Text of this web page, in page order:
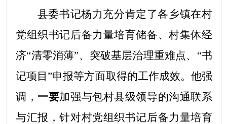
县委书记杨力充分肯定了各乡镇在村
党组织书记后备力量培育储备、村集体经
济“清零消薄”、突破基层治理重难点、“书
记项目”申报等方面取得的工作成效。他强
调， 一要加强与包村县级领导的沟通联系
与汇报，针对村党组织书记后备力量培育